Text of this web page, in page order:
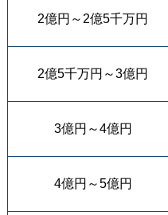
2億円 ～ 2億5千万円
2億5千万円 ～3億円
3億円 ～4億円
4億円 ～5億円